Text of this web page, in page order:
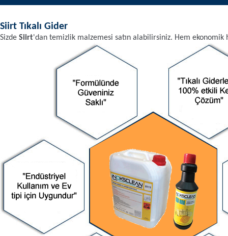
Siirt Tıkalı Gider
Sizde Siirt'dan temizlik malzemesi satın alabilirsiniz. Hem